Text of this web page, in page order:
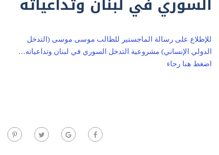
للإطلاع على رسالة الماجستير للطالب موسى موسى (التدخل
الدولي الإنساني) مشروعية التدخل السوري في لبنان وتداعياته…
اضغط هنا رجاء